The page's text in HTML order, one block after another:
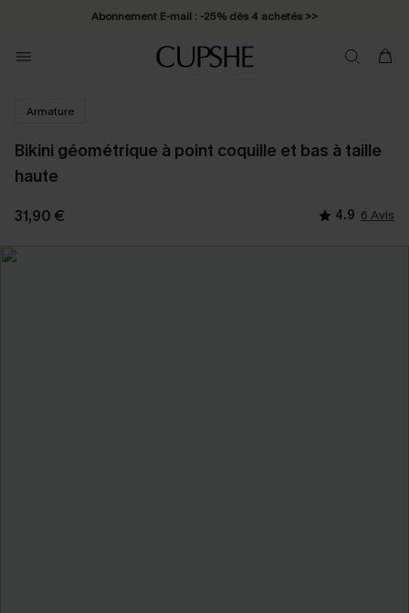
Abonnement E-mail : -25% dès 4 achetés >>
Armature
Bikini géométrique à point coquille et bas à taille
haute
31,90 € 4.9 6 Avis